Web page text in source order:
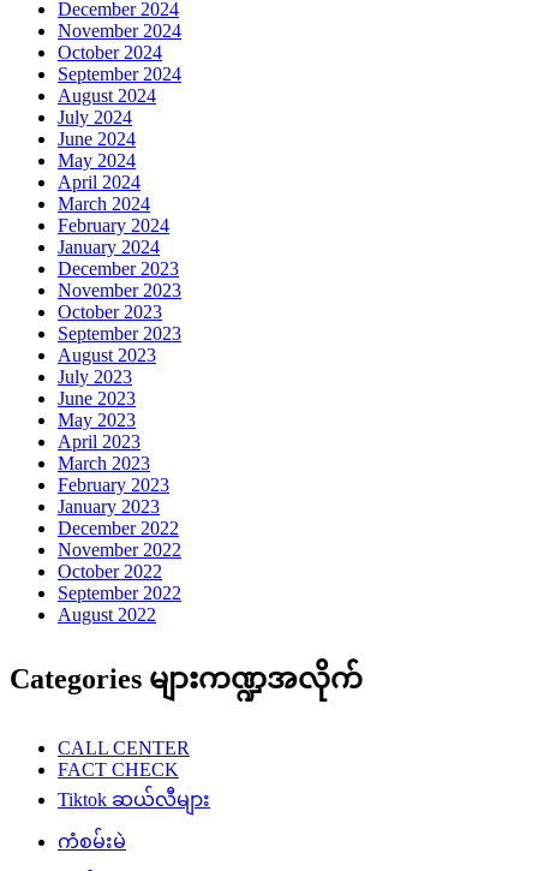
December 2024
November 2024
October 2024
September 2024
August 2024
July 2024
June 2024
May 2024
April 2024
March 2024
February 2024
January 2024
December 2023
November 2023
October 2023
September 2023
August 2023
July 2023
June 2023
May 2023
April 2023
March 2023
February 2023
January 2023
December 2022
November 2022
October 2022
September 2022
August 2022
Categories များကဏ္ဍအလိုက်
CALL CENTER
FACT CHECK
Tiktok ဆယ်လီများ
ကံစမ်းမဲ